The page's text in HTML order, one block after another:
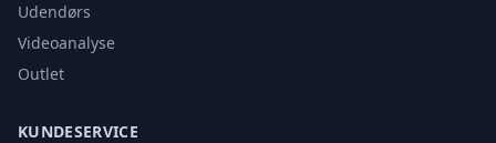
Udendørs
Videoanalyse
Outlet
KUNDESERVICE